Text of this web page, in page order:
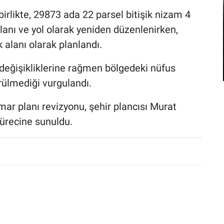
29873 ada 22 parsel bitişik nizam 4
ve yol olarak yeniden düzenlenirken,
olarak planlandı.
rağmen bölgedeki nüfus
vurgulandı.
planı revizyonu, şehir plancısı Murat
sunuldu.